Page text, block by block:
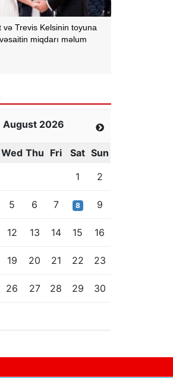
və Trevis Kelsinin toyuna
miqdarı məlum
August 2026
Wed Thu Fri Sat Sun
1
2
5 6 7 8 9
12 13 14 15 16
19 20 21 22 23
26 27 28 29 30